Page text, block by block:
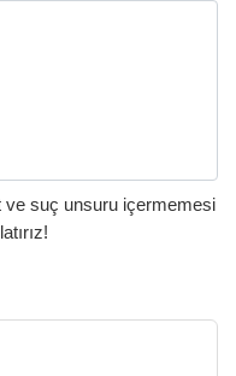
ve suç unsuru içermemesi